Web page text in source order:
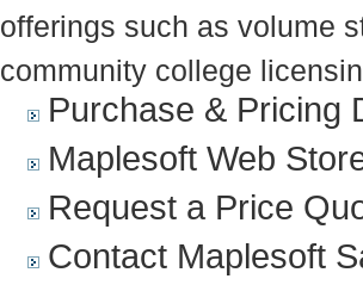
offerings such as volume
community college
Purchase & Pricing
Maplesoft Web
Request a Price
Contact Maplesoft